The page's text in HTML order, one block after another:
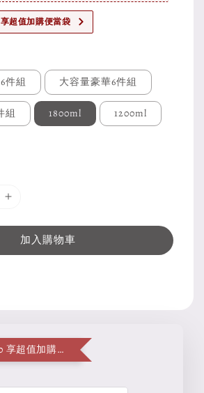
超值加購便當袋
件組 大容量豪華6件組
組 1800ml 1200ml
加入購物車
單筆消費滿 $500 享超值加購便當袋